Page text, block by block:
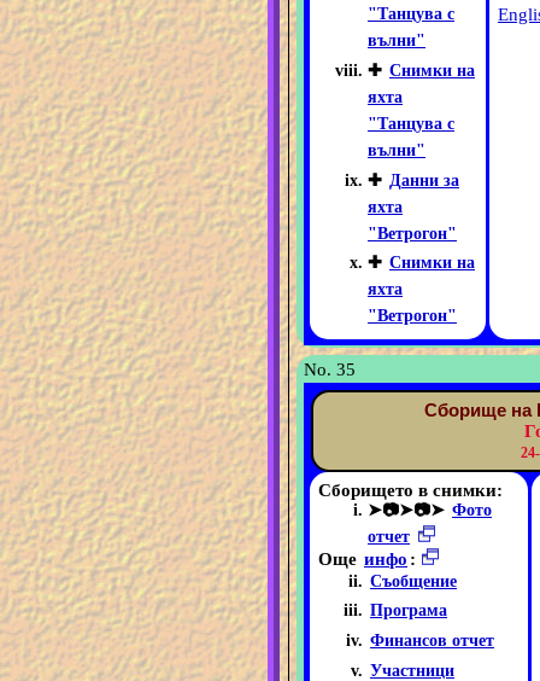
"Танцува с
вълни"
✚ Снимки на
яхта
"Танцува с
вълни"
✚ Данни за
яхта
"Ветрогон"
✚ Снимки на
яхта
"Ветрогон"
No. 35
Сборище на
Сборището в снимки:
➤📷➤📷➤ Фото
отчет
Още инфо :
Съобщение
Програма
Финансов отчет
Участници